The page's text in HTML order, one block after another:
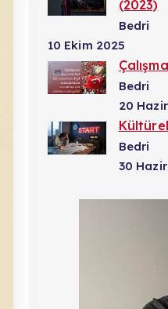
(2023)
Bedri
10 Ekim 2025
Bedri
20
Bedri
30